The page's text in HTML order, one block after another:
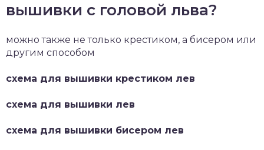
вышивки с головой льва?
можно также не только крестиком, а бисером или
другим способом
схема для вышивки крестиком лев
схема для вышивки лев
схема для вышивки бисером лев